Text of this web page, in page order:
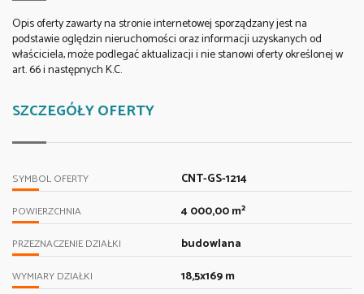
Opis oferty zawarty na stronie internetowej sporządzany jest na
podstawie oględzin nieruchomości oraz informacji uzyskanych od
właściciela, może podlegać aktualizacji i nie stanowi oferty określonej w
art. 66 i następnych K.C.
SZCZEGÓŁY OFERTY
SYMBOL OFERTY CNT-GS-1214
POWIERZCHNIA 4 000,00 m²
PRZEZNACZENIE DZIAŁKI budowlana
WYMIARY DZIAŁKI 18,5x169 m